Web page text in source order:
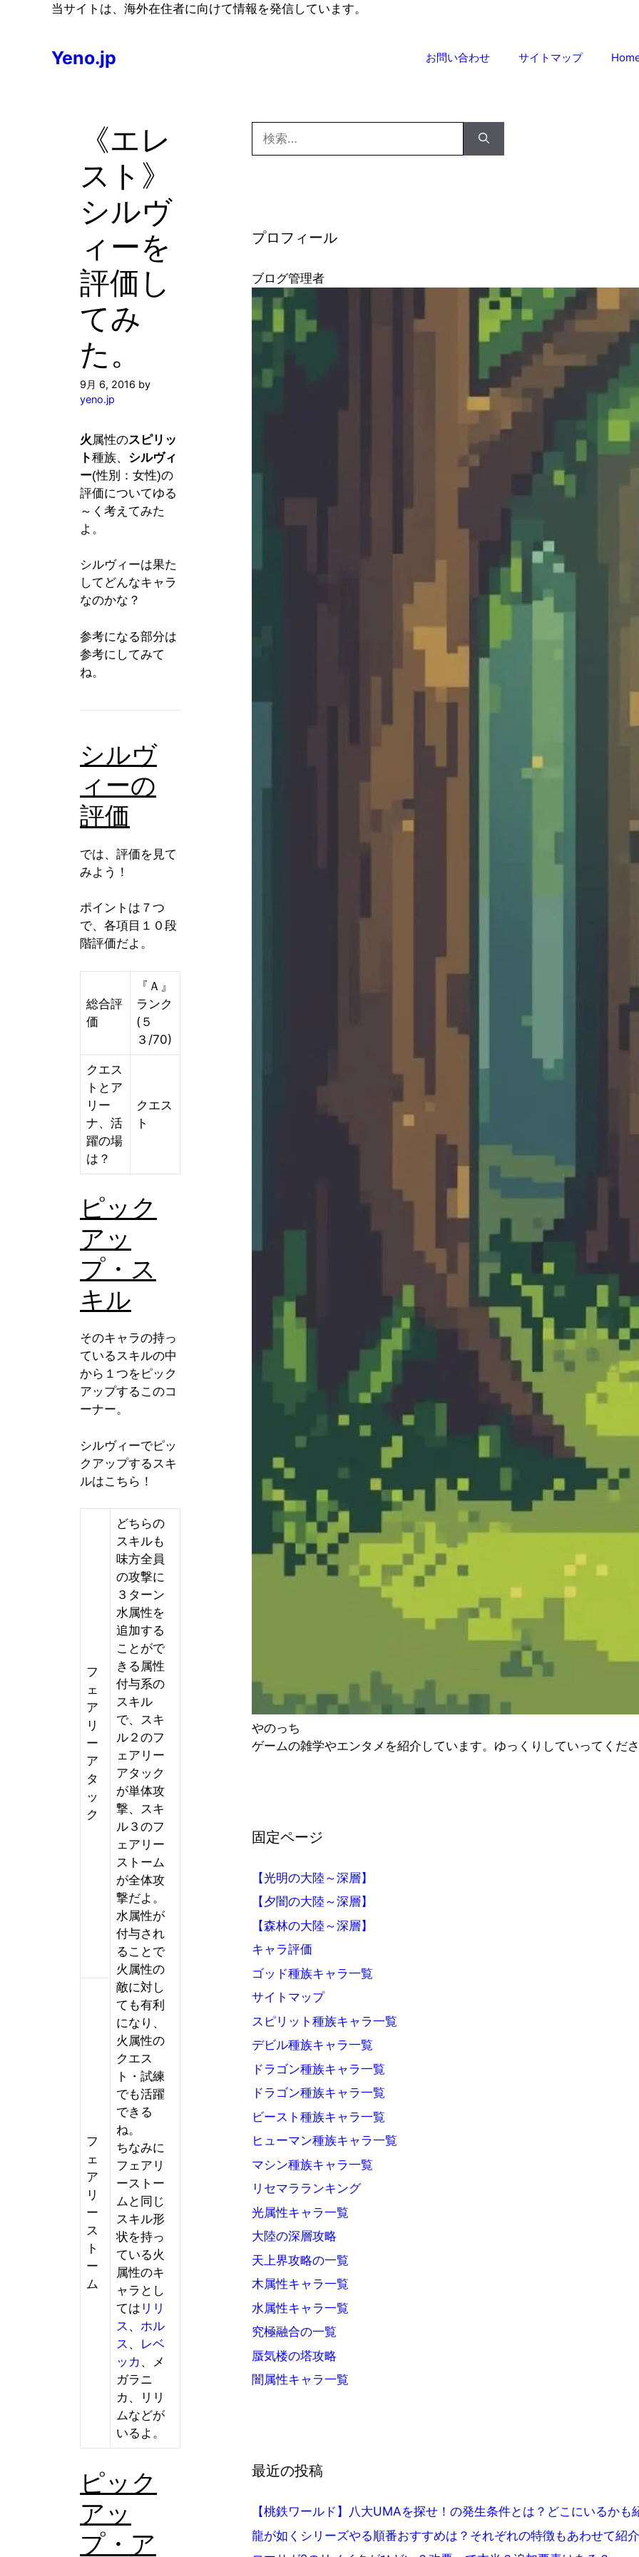
当サイトは、海外在住者に向けて情報を発信しています。
Yeno.jp お問い合わせ サイトマップ
《エレ
スト》
シルヴ
ィーを
評価し
てみ
た。
9月 6, 2016 by
yeno.jp
火 属性のスピリッ
ト種族、 シルヴィ
ー(性別：女性)の
評価についてゆる
～く考えてみた
よ。
シルヴィーは果た
してどんなキャラ
なのかな？
参考になる部分は
参考にしてみて
ね。
シルヴ
ィーの
評価
では、評価を見て
みよう！
ポイントは７つ
で、各項目１０段
階評価だよ。
総合評
価
『Ａ』
ランク
(５
３/70)
クエス
トとア
リー
ナ、活
躍の場
は？
クエス
ト
ピック
アッ
プ・ス
キル
そのキャラの持っ
ているスキルの中
から１つをピック
アップするこのコ
ーナー。
シルヴィーでピッ
クアップするスキ
ルはこちら！
フ
ェ
ア
リ
ー
ア
タ
ッ
ク
どちらの
スキルも
味方全員
の攻撃に
３ターン
水属性を
追加する
ことがで
きる属性
付与系の
スキル
で、スキ
ル２のフ
ェアリー
アタック
が単体攻
撃、スキ
ル３のフ
ェアリー
ストーム
が全体攻
撃だよ。
水属性が
付与され
ることで
火属性の
敵に対し
ても有利
になり、
火属性の
クエス
ト・試練
でも活躍
できる
ね。
ちなみに
フェアリ
ーストー
ムと同じ
スキル形
状を持っ
ている火
属性のキ
ャラとし
ては リリ
ス 、 ホル
ス 、 レベ
ッカ 、メ
ガラニ
カ、リリ
ムなどが
いるよ。
フ
ェ
ア
リ
ー
ス
ト
ー
ム
ピック
アッ
プ・ア
索:
プロフィール
ブログ管理者
やのっち
ゲームの雑学やエンタメを紹介しています。ゆっくりしていってくだ
固定ページ
【光明の大陸～深層】
【夕闇の大陸～深層】
【森林の大陸～深層】
キャラ評価
ゴッド種族キャラ一覧
サイトマップ
スピリット種族キャラ一覧
デビル種族キャラ一覧
ドラゴン種族キャラ一覧
ドラゴン種族キャラ一覧
ビースト種族キャラ一覧
ヒューマン種族キャラ一覧
マシン種族キャラ一覧
リセマラランキング
光属性キャラ一覧
大陸の深層攻略
天上界攻略の一覧
木属性キャラ一覧
水属性キャラ一覧
究極融合の一覧
蜃気楼の塔攻略
闇属性キャラ一覧
最近の投稿
【桃鉄ワールド】八大UMAを探せ！の発生条件とは？どこにいるかも
龍が如くシリーズやる順番おすすめは？それぞれの特徴もあわせて紹介